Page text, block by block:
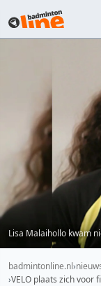
Lisa Malaihollo kwam
badmintonline.nl
VELO plaats zich voor